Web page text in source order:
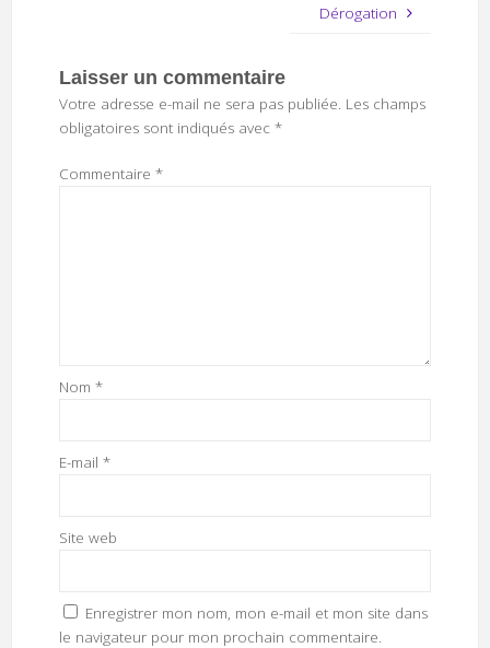
Dérogation
Laisser un commentaire
Votre adresse e-mail ne sera pas publiée. Les champs
obligatoires sont indiqués avec *
Commentaire *
Nom *
E-mail *
Site web
Enregistrer mon nom, mon e-mail et mon site dans
le navigateur pour mon prochain commentaire.